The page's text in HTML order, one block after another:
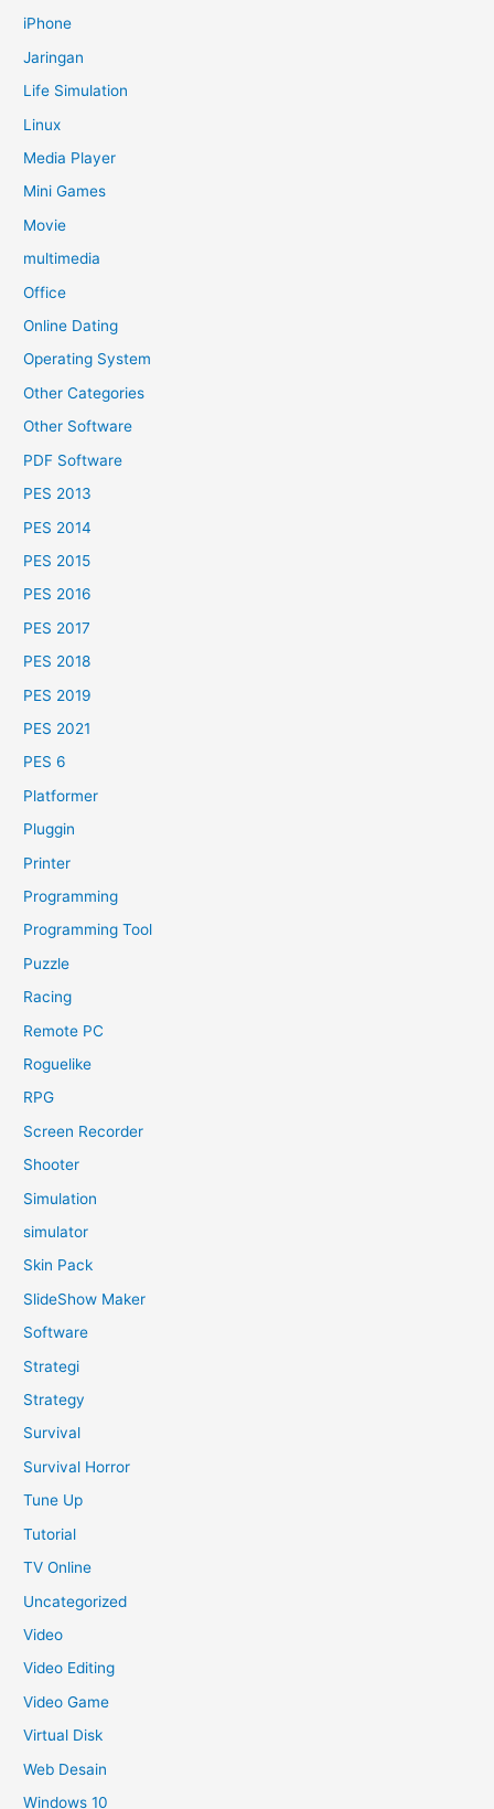
iPhone
Jaringan
Life Simulation
Linux
Media Player
Mini Games
Movie
multimedia
Office
Online Dating
Operating System
Other Categories
Other Software
PDF Software
PES 2013
PES 2014
PES 2015
PES 2016
PES 2017
PES 2018
PES 2019
PES 2021
PES 6
Platformer
Pluggin
Printer
Programming
Programming Tool
Puzzle
Racing
Remote PC
Roguelike
RPG
Screen Recorder
Shooter
Simulation
simulator
Skin Pack
SlideShow Maker
Software
Strategi
Strategy
Survival
Survival Horror
Tune Up
Tutorial
TV Online
Uncategorized
Video
Video Editing
Video Game
Virtual Disk
Web Desain
Windows 10